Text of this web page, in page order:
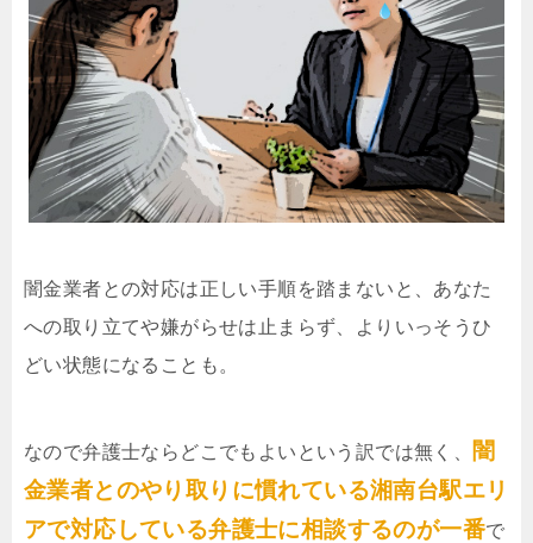
闇金業者との対応は正しい手順を踏まないと、あなた
への取り立てや嫌がらせは止まらず、よりいっそうひ
どい状態になることも。
なので弁護士ならどこでもよいという訳では無く、
闇
金業者とのやり取りに慣れている湘南台駅エリ
アで対応している弁護士に相談するのが一番で